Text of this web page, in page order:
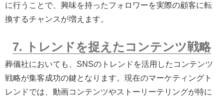
に行うことで、興味を持ったフォロワーを実際の顧客に転
換するチャンスが増えます。
7. トレンドを捉えたコンテンツ戦略
葬儀社においても、SNSのトレンドを活用したコンテンツ
戦略が集客成功の鍵となります。現在のマーケティングト
レンドでは、動画コンテンツやストーリーテリングが特に